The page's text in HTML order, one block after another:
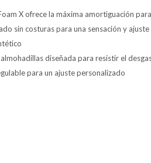
X ofrece la máxima amortiguación
sin costuras para una sensación y
almohadillas diseñada para resistir el
para un ajuste personalizado